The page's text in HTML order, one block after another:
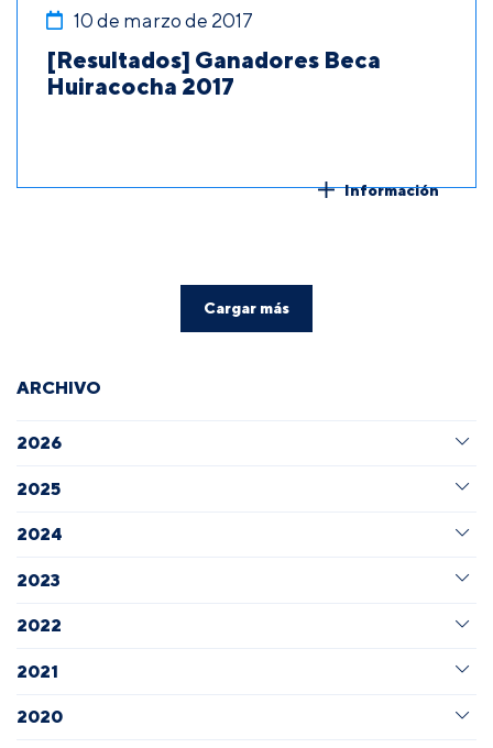
10 de marzo de 2017
[Resultados] Ganadores Beca
Huiracocha 2017
Información
Cargar más
ARCHIVO
2026
2025
2024
2023
2022
2021
2020